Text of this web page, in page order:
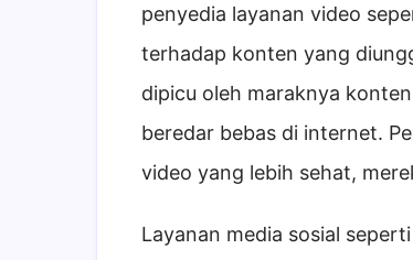
penyedia layanan video
terhadap konten yang
dipicu oleh maraknya
beredar bebas di internet.
video yang lebih sehat,
Layanan media sosial